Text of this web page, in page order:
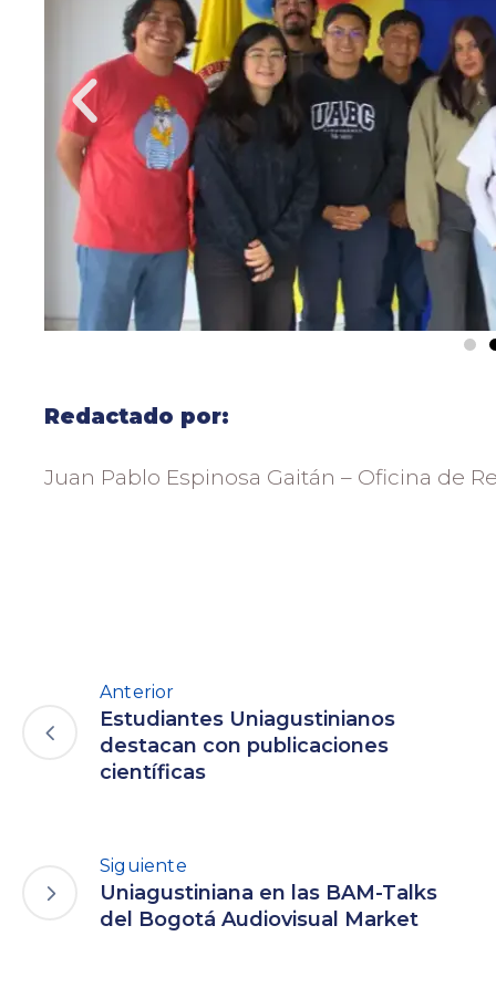
Redactado por:
Juan Pablo Espinosa Gaitán – Oficina de
Anterior
Estudiantes Uniagustinianos
destacan con publicaciones
científicas
Siguiente
Uniagustiniana en las BAM-Talks
del Bogotá Audiovisual Market